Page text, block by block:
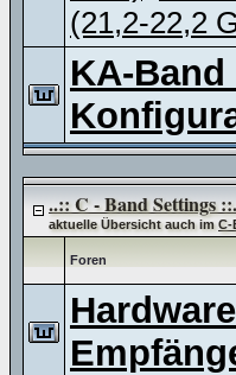
(21,2-22,2
KA-
..:: C - Band Settings
aktuelle Übersicht auch imC-
Foren